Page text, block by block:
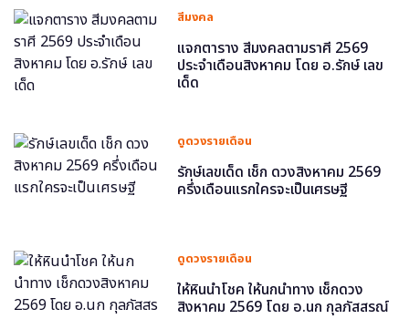
สีมงคล
แจกตาราง สีมงคลตามราศี 2569
ประจำเดือนสิงหาคม โดย อ.รักษ์ เลข
เด็ด
ดูดวงรายเดือน
รักษ์เลขเด็ด เช็ก ดวงสิงหาคม 2569
ครึ่งเดือนแรกใครจะเป็นเศรษฐี
ดูดวงรายเดือน
ให้หินนำโชค ให้นกนำทาง เช็กดวง
สิงหาคม 2569 โดย อ.นก กุลภัสสรณ์